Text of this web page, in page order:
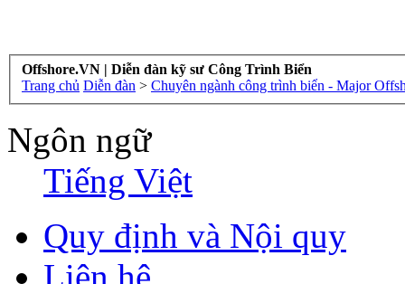
Offshore.VN | Diễn đàn kỹ sư Công Trình Biển
Trang chủ Diễn đàn > Chuyên ngành công trình biển - Major
Ngôn ngữ
Tiếng Việt
Quy định và Nội quy
Liên hệ